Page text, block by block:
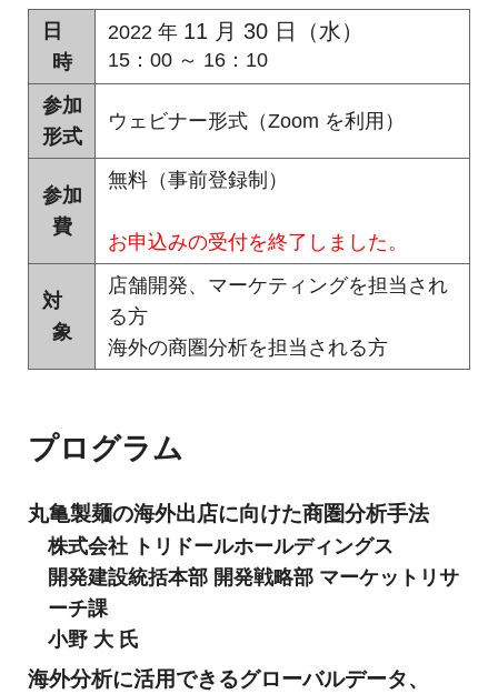
テ
|
ャ
パ
日
時
2022 年 11 月 30 日（水）
15：00 ～ 16：10
参加
形式
ウェビナー形式（Zoom を利用）
参加
費
無料（事前登録制）
お申込みの受付を終了しました。
対
象
店舗開発、マーケティングを担当され
る方
海外の商圏分析を担当される方
プログラム
丸亀製麺の海外出店に向けた商圏分析手法
株式会社 トリドールホールディングス
開発建設統括本部 開発戦略部 マーケットリサ
ーチ課
小野 大 氏
海外分析に活用できるグローバルデータ、